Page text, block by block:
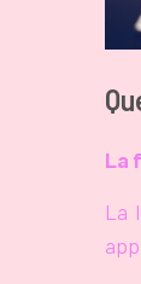
La
La